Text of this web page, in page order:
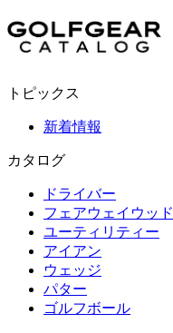
トピックス
新着情報
カタログ
ドライバー
フェアウェイウッド
ユーティリティー
アイアン
ウェッジ
パター
ゴルフボール